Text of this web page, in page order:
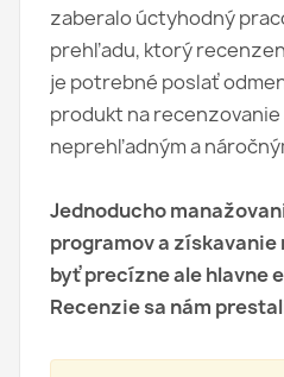
zaberalo úctyhodný
prehľadu, ktorý
je potrebné poslať
produkt na recenzovanie
neprehľadným a
Jednoducho
programov a
byť precízne ale hlavne
Recenzie sa nám